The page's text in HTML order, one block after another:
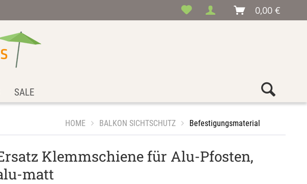
0,00 €
SALE
HOME BALKON SICHTSCHUTZ Befestigungsmaterial
Klemmschiene für Alu-Pfosten,
matt